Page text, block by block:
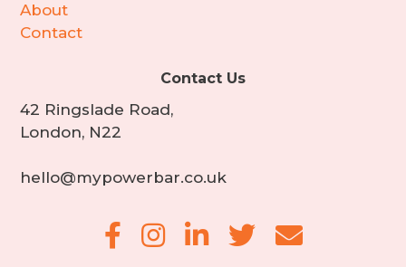
About
Contact
Contact Us
42 Ringslade Road,
London, N22
hello@mypowerbar.co.uk